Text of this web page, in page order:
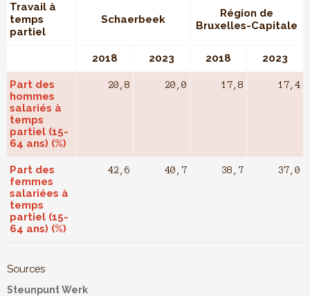
Travail à
temps
partiel
Schaerbeek
Région de
Bruxelles-Capitale
2018 2023 2018 2023
Part des
hommes
salariés à
temps
partiel (15-
64 ans) (%)
20,8 20,0 17,8 17,4
Part des
femmes
salariées à
temps
partiel (15-
64 ans) (%)
42,6 40,7 38,7 37,0
Sources
Steunpunt Werk